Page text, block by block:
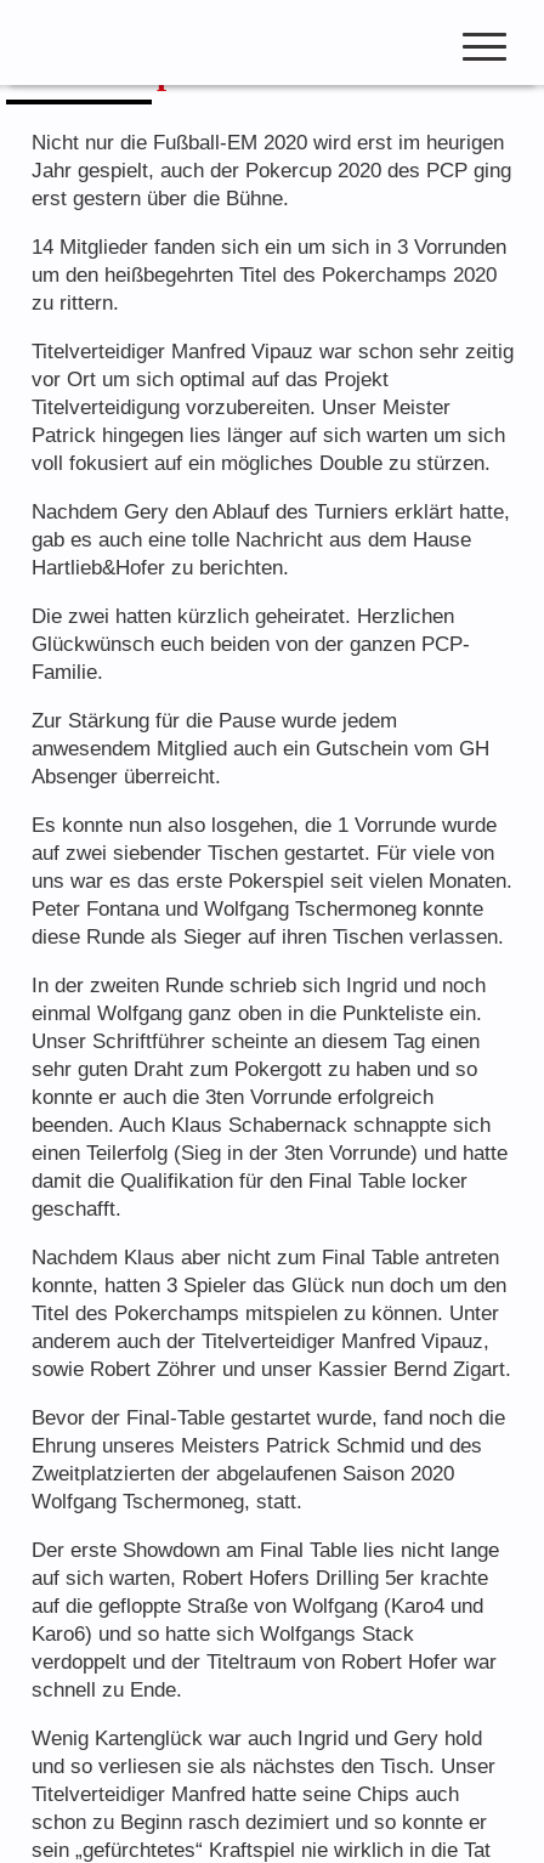
open
Club Meisterschaft
Mitglieder
Hall of Fame
Ranglisten
Spielmodus
Der PokerClubPeggau – 20 Jahre jung
Freunde & Sponsoren
Regelwerk
Tipps und Tricks
Nicht nur die Fußball-EM 2020 wird erst im heurigen
Jahr gespielt, auch der Pokercup 2020 des PCP ging
erst gestern über die Bühne.
14 Mitglieder fanden sich ein um sich in 3 Vorrunden
um den heißbegehrten Titel des Pokerchamps 2020
zu rittern.
Titelverteidiger Manfred Vipauz war schon sehr zeitig
vor Ort um sich optimal auf das Projekt
Titelverteidigung vorzubereiten. Unser Meister
Patrick hingegen lies länger auf sich warten um sich
voll fokusiert auf ein mögliches Double zu stürzen.
Nachdem Gery den Ablauf des Turniers erklärt hatte,
gab es auch eine tolle Nachricht aus dem Hause
Hartlieb&Hofer zu berichten.
Die zwei hatten kürzlich geheiratet. Herzlichen
Glückwünsch euch beiden von der ganzen PCP-
Familie.
Zur Stärkung für die Pause wurde jedem
anwesendem Mitglied auch ein Gutschein vom GH
Absenger überreicht.
Es konnte nun also losgehen, die 1 Vorrunde wurde
auf zwei siebender Tischen gestartet. Für viele von
uns war es das erste Pokerspiel seit vielen Monaten.
Peter Fontana und Wolfgang Tschermoneg konnte
diese Runde als Sieger auf ihren Tischen verlassen.
In der zweiten Runde schrieb sich Ingrid und noch
einmal Wolfgang ganz oben in die Punkteliste ein.
Unser Schriftführer scheinte an diesem Tag einen
sehr guten Draht zum Pokergott zu haben und so
konnte er auch die 3ten Vorrunde erfolgreich
beenden. Auch Klaus Schabernack schnappte sich
einen Teilerfolg (Sieg in der 3ten Vorrunde) und hatte
damit die Qualifikation für den Final Table locker
geschafft.
Nachdem Klaus aber nicht zum Final Table antreten
konnte, hatten 3 Spieler das Glück nun doch um den
Titel des Pokerchamps mitspielen zu können. Unter
anderem auch der Titelverteidiger Manfred Vipauz,
sowie Robert Zöhrer und unser Kassier Bernd Zigart.
Bevor der Final-Table gestartet wurde, fand noch die
Ehrung unseres Meisters Patrick Schmid und des
Zweitplatzierten der abgelaufenen Saison 2020
Wolfgang Tschermoneg, statt.
Der erste Showdown am Final Table lies nicht lange
auf sich warten, Robert Hofers Drilling 5er krachte
auf die gefloppte Straße von Wolfgang (Karo4 und
Karo6) und so hatte sich Wolfgangs Stack
verdoppelt und der Titeltraum von Robert Hofer war
schnell zu Ende.
Wenig Kartenglück war auch Ingrid und Gery hold
und so verliesen sie als nächstes den Tisch. Unser
Titelverteidiger Manfred hatte seine Chips auch
schon zu Beginn rasch dezimiert und so konnte er
sein „gefürchtetes“ Kraftspiel nie wirklich in die Tat